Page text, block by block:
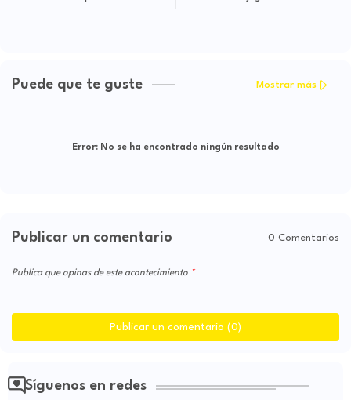
Puede que te guste Mostrar más
Error:No se ha encontrado ningún resultado
Publicar un comentario 0 Comentarios
Publica que opinas de este acontecimiento
Publicar un comentario (0)
Síguenos en redes